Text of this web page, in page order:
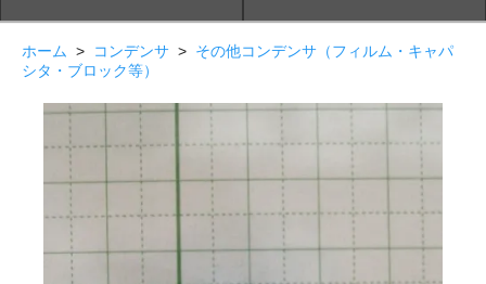
ホーム > コンデンサ > その他コンデンサ（フィルム・キャパ
シタ・ブロック等）